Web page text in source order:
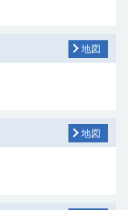
地図
地図